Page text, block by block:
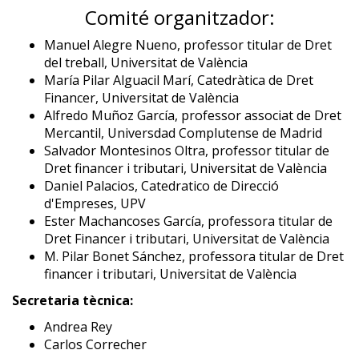
Comité organitzador:
Manuel Alegre Nueno, professor titular de Dret
del treball, Universitat de València
María Pilar Alguacil Marí, Catedràtica de Dret
Financer, Universitat de València
Alfredo Muñoz García, professor associat de Dret
Mercantil, Universdad Complutense de Madrid
Salvador Montesinos Oltra, professor titular de
Dret financer i tributari, Universitat de València
Daniel Palacios, Catedratico de Direcció
d'Empreses, UPV
Ester Machancoses García, professora titular de
Dret Financer i tributari, Universitat de València
M. Pilar Bonet Sánchez, professora titular de Dret
financer i tributari, Universitat de València
Secretaria tècnica:
Andrea Rey
Carlos Correcher